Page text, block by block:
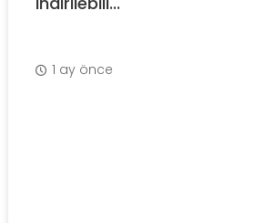
1 ay önce